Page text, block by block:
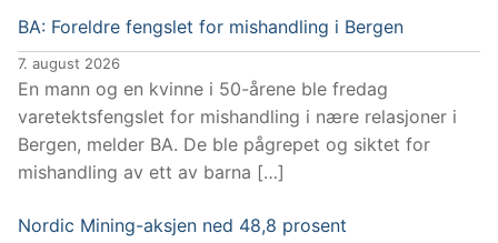
BA: Foreldre fengslet for mishandling i Bergen
7. august 2026
En mann og en kvinne i 50-årene ble fredag
varetektsfengslet for mishandling i nære relasjoner i
Bergen, melder BA. De ble pågrepet og siktet for
mishandling av ett av barna […]
Nordic Mining-aksjen ned 48,8 prosent